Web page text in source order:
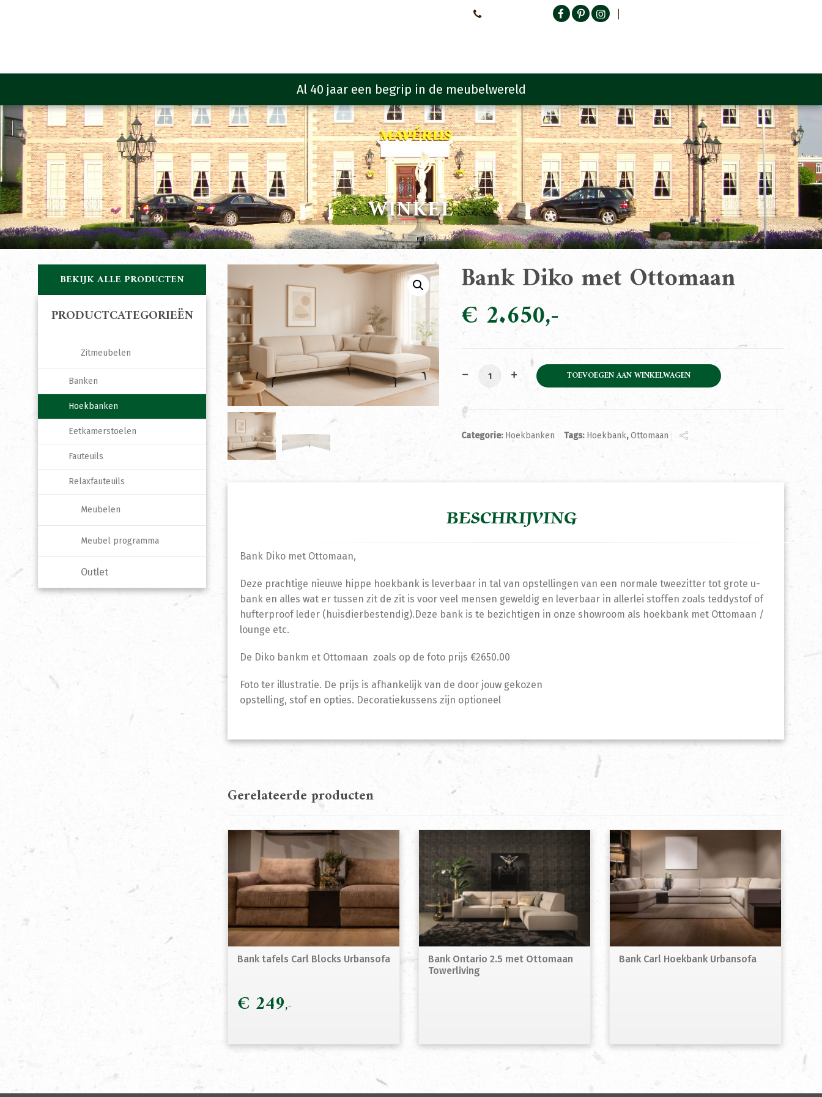
WINKEL
Bank Diko met Ottomaan
€ 2.650
Bank Diko met Ottomaan aantalTOEVOEGEN AAN WINKELWAGEN
Categorie: Hoekbanken Tags: Hoekbank,Ottomaan
BESCHRIJVING
Bank Diko met Ottomaan,
Deze prachtige nieuwe hippe hoekbank is leverbaar in tal van opstellingen van een normale tweezitter tot grote u-
bank en alles wat er tussen zit de zit is voor veel mensen geweldig en leverbaar in allerlei stoffen zoals teddystof of
hufterproof leder (huisdierbestendig).Deze bank is te bezichtigen in onze showroom als hoekbank met Ottomaan /
lounge etc.
De Diko bankm et Ottomaan zoals op de foto prijs €2650.00
Foto ter illustratie. De prijs is afhankelijk van de door jouw gekozen
opstelling, stof en opties. Decoratiekussens zijn optioneel
Gerelateerde producten
Bank tafels Carl Blocks Urbansofa
€ 249
Bank Ontario 2.5 met Ottomaan
Towerliving
Bank Carl Hoekbank Urbansofa
BEKIJK ALLE PRODUCTEN
PRODUCTCATEGORIEËN
Zitmeubelen
Banken
Hoekbanken
Eetkamerstoelen
Fauteuils
Relaxfauteuils
Meubelen
Meubel programma
Outlet